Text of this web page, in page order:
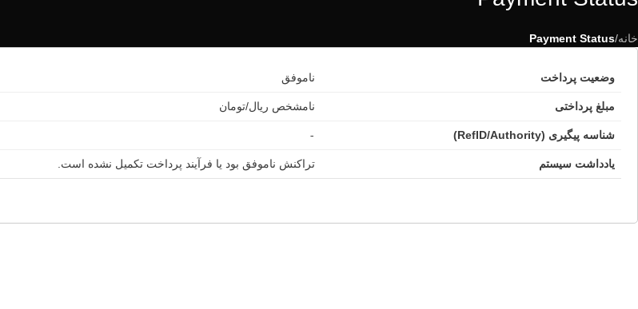
خانه/
Payment Status
وضعیت پرداخت ناموفق
مبلغ پرداختی نامشخص ریال/تومان
شناسه پیگیری (RefID/Authority) -
یادداشت سیستم تراکنش ناموفق بود یا فرآیند پرداخت تکمیل نشده است.